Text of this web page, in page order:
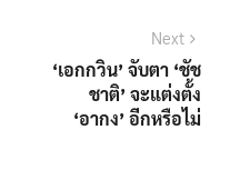
Next
post:
‘เอกกวิน’ จับตา ‘ชัช
ชาติ’ จะแต่งตั้ง
‘อากง’ อีกหรือไม่